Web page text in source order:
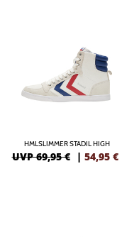
HMLSLIMMER STADIL HIGH
UVP 69,95 € | 54,95 €